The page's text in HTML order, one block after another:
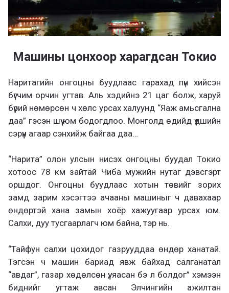
Машины цонхоор харагдсан Токио
Наритагийн онгоцны буудлаас гарахад пүн хийсэн
бүгчим орчин угтав. Аль хэдийнэ 21 цаг болж, харуй
бүрий нөмөрсөн ч хөлс урсах халуунд “Яаж амьсгална
даа” гэсэн шүү юм бодогдлоо. Монголд өдийд үдшийн
сэрүүн агаар сэнхийж байгаа даа…
“Нарита” олон улсын нисэх онгоцны буудал Токио
хотоос 78 км зайтай Чиба мужийн нутаг дэвсгэрт
оршдог. Онгоцны буудлаас хотын төвийг зорих
замд зарим хэсэгтээ ачааны машиныг ч давахаар
өндөртэй хана замын хоёр хажуугаар урсах юм.
Салхи, дуу тусгаарлагч юм байна, тэр нь.
“Тайфун салхи цохидог газрууддаа өндөр ханатай.
Тэгсэн ч машин бариад явж байхад салганатал
“авдаг”, газар хөдөлсөн үү, яасан бэ л болдог” хэмээн
биднийг угтаж авсан Элчингийн ажилтан